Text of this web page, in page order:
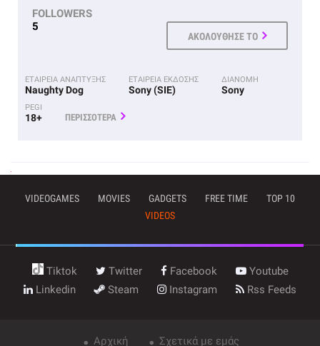
FOLLOWERS
5
ΑΚΟΛΟΥΘΗΣΕ ΤΟ
ΕΤΑΙΡΕΙΑ ΑΝΑΠΤΥΞΗΣ
Naughty Dog
ΕΤΑΙΡΕΙΑ ΕΚΔΟΣΗΣ
Sony (SIE)
ΔΙΑΝΟΜΗ
Sony
PEGI
18+ ΠΕΡΙΣΣΟΤΕΡΑ
VIDEOGAMES MOVIES GADGETS FREE TIME
TOP 10
VIDEOS
Tiktok Twitter Facebook
Youtube
Linkedin
Steam Instagram Rss Feeds
Αρχική Σχετικά με εμάς